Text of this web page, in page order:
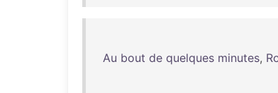
Au bout de quelques minutes,